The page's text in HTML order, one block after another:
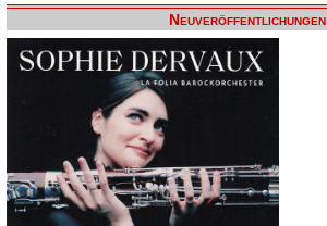
Neuveröffentlichungen